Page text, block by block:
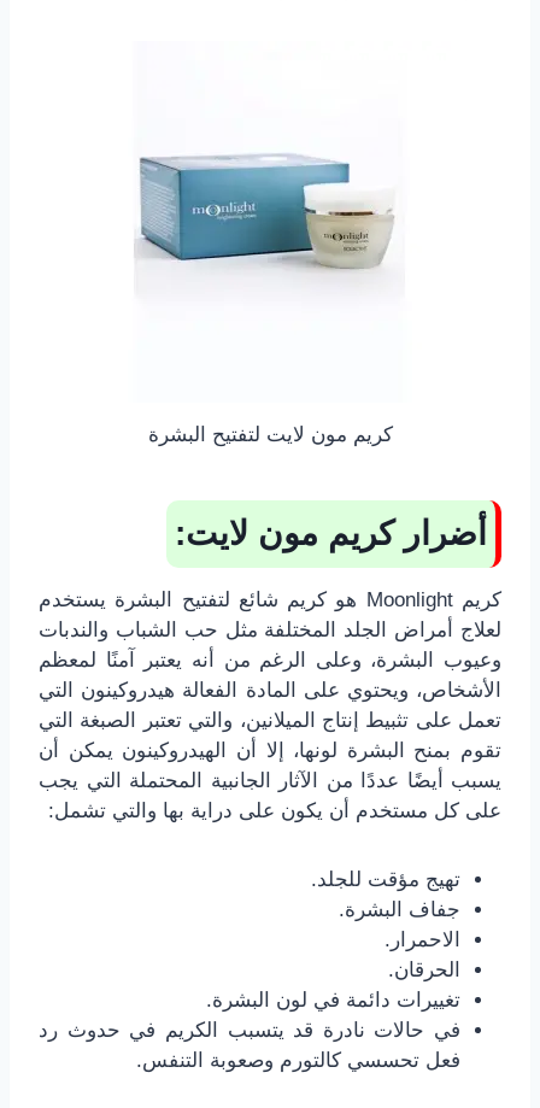
كريم مون لايت لتفتيح البشرة
أضرار كريم مون لايت:
كريم Moonlight هو كريم شائع لتفتيح البشرة يستخدم
لعلاج أمراض الجلد المختلفة مثل حب الشباب والندبات
وعيوب البشرة، وعلى الرغم من أنه يعتبر آمنًا لمعظم
الأشخاص، ويحتوي على المادة الفعالة هيدروكينون التي
تعمل على تثبيط إنتاج الميلانين، والتي تعتبر الصبغة التي
تقوم بمنح البشرة لونها، إلا أن الهيدروكينون يمكن أن
يسبب أيضًا عددًا من الآثار الجانبية المحتملة التي يجب
على كل مستخدم أن يكون على دراية بها والتي تشمل:
تهيج مؤقت للجلد.
جفاف البشرة.
الاحمرار.
الحرقان.
تغييرات دائمة في لون البشرة.
في حالات نادرة قد يتسبب الكريم في حدوث رد
فعل تحسسي كالتورم وصعوبة التنفس.